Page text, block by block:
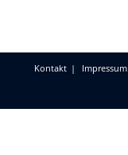
Kontakt Impressum